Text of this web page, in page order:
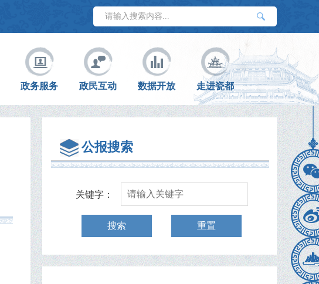
政务服务 政民互动 数据开放 走进瓷都
公报搜索
关键字：
搜索 重置